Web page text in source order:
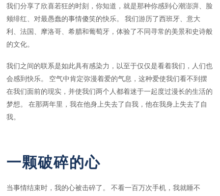
我们分享了欣喜若狂的时刻，你知道，就是那种你感到心潮澎湃、脸
颊绯红、对最愚蠢的事情傻笑的快乐。 我们游历了西班牙、意大
利、法国、摩洛哥、希腊和葡萄牙，体验了不同寻常的美景和史诗般
的文化。
我们之间的联系是如此具有感染力，以至于仅仅是看着我们，人们也
会感到快乐。 空气中肯定弥漫着爱的气息，这种爱使我们看不到摆
在我们面前的现实，并使我们两个人都着迷于一起度过漫长的生活的
梦想。 在那两年里，我在他身上失去了自我，他在我身上失去了自
我。
一颗破碎的心
当事情结束时，我的心被击碎了。 不看一百万次手机，我就睡不